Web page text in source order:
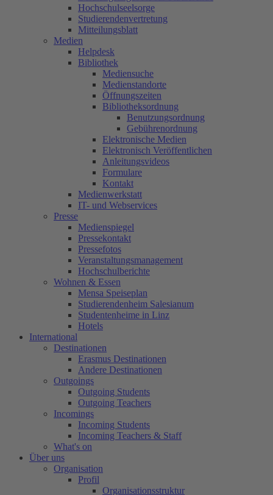
Hochschulseelsorge
Studierendenvertretung
Mitteilungsblatt
Medien
Helpdesk
Bibliothek
Mediensuche
Medienstandorte
Öffnungszeiten
Bibliotheksordnung
Benutzungsordnung
Gebührenordnung
Elektronische Medien
Elektronisch Veröffentlichen
Anleitungsvideos
Formulare
Kontakt
Medienwerkstatt
IT- und Webservices
Presse
Medienspiegel
Pressekontakt
Pressefotos
Veranstaltungsmanagement
Hochschulberichte
Wohnen & Essen
Mensa Speiseplan
Studierendenheim Salesianum
Studentenheime in Linz
Hotels
International
Destinationen
Erasmus Destinationen
Andere Destinationen
Outgoings
Outgoing Students
Outgoing Teachers
Incomings
Incoming Students
Incoming Teachers & Staff
What's on
Über uns
Organisation
Profil
Organisationsstruktur